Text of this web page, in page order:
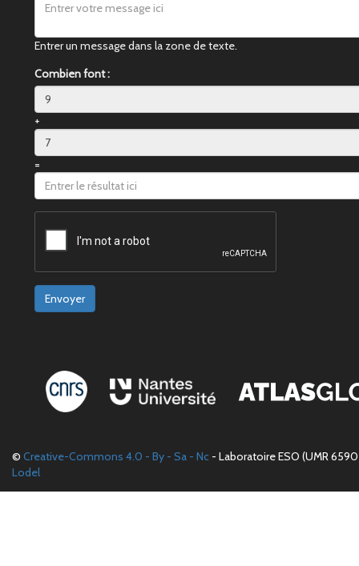
Entrer un message dans la zone de texte.
Combien font :
+
=
Envoyer
© Creative-Commons 4.0 - By - Sa - Nc - Laboratoire ESO (UMR
Lodel